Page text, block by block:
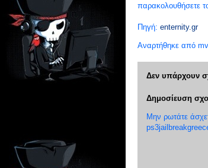
παρακολουθήσετε
Πηγή: enternity.gr
Αναρτήθηκε από
Δεν υπάρχουν
Δημοσίευση
Μην ρωτάτε